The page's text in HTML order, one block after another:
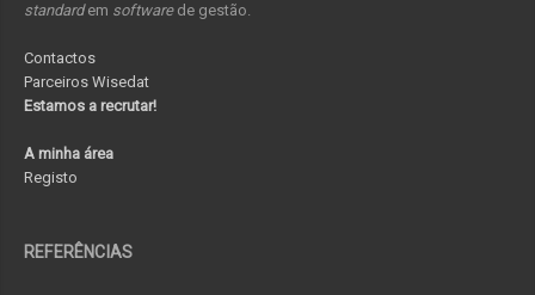
standardem softwarede gestão.
Contactos
Parceiros Wisedat
Estamos a recrutar!
A minha área
Registo
REFERÊNCIAS